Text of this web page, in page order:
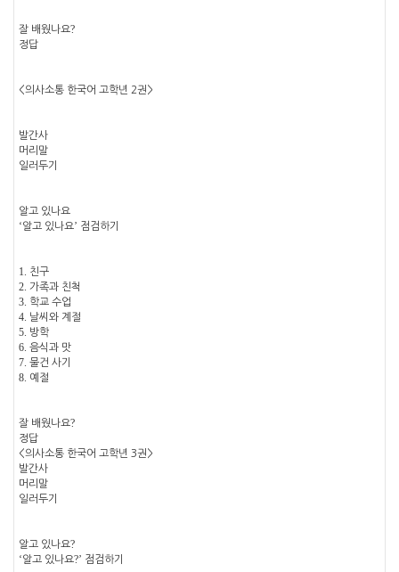
잘 배웠나요?
정답
<의사소통 한국어 고학년 2권 >
발간사
머리말
일러두기
알고 있나요
‘알고 있나요’ 점검하기
1. 친구
2. 가족과 친척
3. 학교 수업
4. 날씨와 계절
5. 방학
6. 음식과 맛
7. 물건 사기
8. 예절
잘 배웠나요?
정답
<의사소통 한국어 고학년 3권 >
발간사
머리말
일러두기
알고 있나요?
‘알고 있나요?’ 점검하기